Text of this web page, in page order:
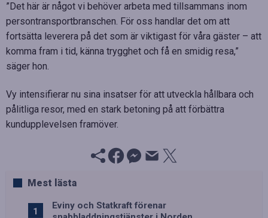
”Det här är något vi behöver arbeta med tillsammans inom
persontransportbranschen. För oss handlar det om att
fortsätta leverera på det som är viktigast för våra gäster – att
komma fram i tid, känna trygghet och få en smidig resa,”
säger hon.
Vy intensifierar nu sina insatser för att utveckla hållbara och
pålitliga resor, med en stark betoning på att förbättra
kundupplevelsen framöver.
Mest lästa
Eviny och Statkraft förenar